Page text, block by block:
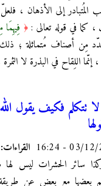
إلى الأذهان ،
كما في قوله تعالى :﴿
مِن أصناف مُتماثلة ؛
اللِقاح في البذرة لا
لا تتكلم فكيف يقول
03/12/ القراءات:
وكذا سائر الحشرات ليس
بعضها مع بعض عن